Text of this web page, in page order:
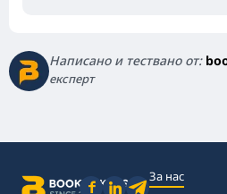
Написано и тествано от:
експерт
За нас